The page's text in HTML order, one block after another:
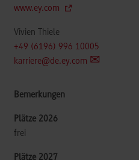
www.ey.com
Vivien Thiele
+49 (6196) 996 10005
karriere@de.ey.com
frei